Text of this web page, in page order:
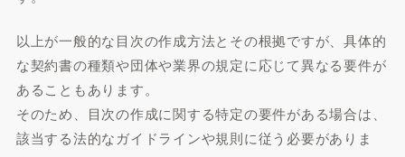
以上が一般的な目次の作成方法とその根拠ですが、具体的
な契約書の種類や団体や業界の規定に応じて異なる要件が
あることもあります。
そのため、目次の作成に関する特定の要件がある場合は、
該当する法的なガイドラインや規則に従う必要がありま